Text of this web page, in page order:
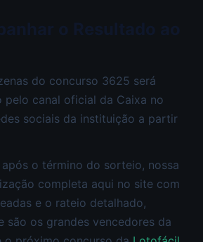
do concurso 3625 será
pelo canal oficial da Caixa no
sociais da instituição a partir
o término do sorteio, nossa
completa aqui no site com
e o rateio detalhado,
são os grandes vencedores da